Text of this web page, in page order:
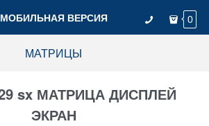
МОБИЛЬНАЯ ВЕРСИЯ 0
МАТРИЦЫ
sx МАТРИЦА ДИСПЛЕЙ
ЭКРАН